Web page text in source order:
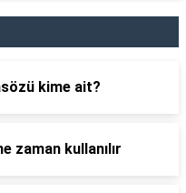
kime ait?
zaman kullanılır